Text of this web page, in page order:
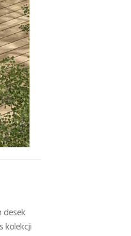
desek
kolekcji